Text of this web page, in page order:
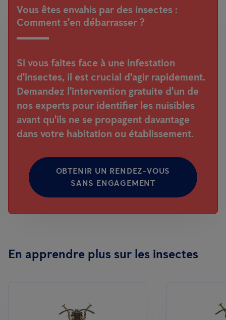
Vous êtes envahis par des insectes :
Comment s'en débarrasser ?
Si vous faites face à une infestation
d'insectes, il est crucial d'agir rapidement.
Demandez l'intervention gratuite d'un de
nos experts pour identifier les nuisibles
avant qu'ils ne se propagent davantage
dans votre habitation ou établissement.
OBTENIR UN RENDEZ-VOUS
SANS ENGAGEMENT
En apprendre plus sur les insectes